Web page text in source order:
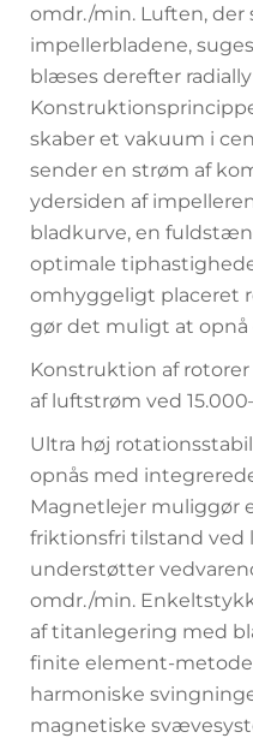
omdr./min. Luften, der
impellerbladene,
blæses derefter
skaber et vakuum i
sender en strøm af
ydersiden af
bladkurve, en
optimale
omhyggeligt placeret
gør det muligt at
Konstruktion af
af luftstrøm ved
Ultra høj
opnås med
Magnetlejer muliggør
friktionsfri tilstand
understøtter
omdr./min.
af titanlegering med
finite element-
harmoniske
magnetiske